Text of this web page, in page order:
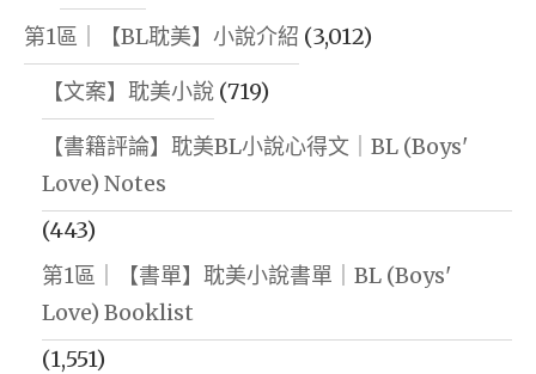
第1區｜【BL耽美】小說介紹 (3,012)
【文案】耽美小說 (719)
【書籍評論】耽美BL小說心得文｜BL (Boys'
Love) Notes
(443)
第1區｜【書單】耽美小說書單｜BL (Boys'
Love) Booklist
(1,551)